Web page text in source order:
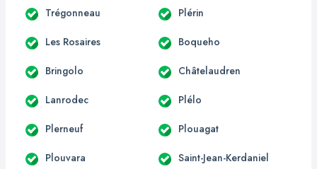
Trégonneau Plérin
Les Rosaires Boqueho
Bringolo Châtelaudren
Lanrodec Plélo
Plerneuf Plouagat
Plouvara Saint-Jean-Kerdaniel